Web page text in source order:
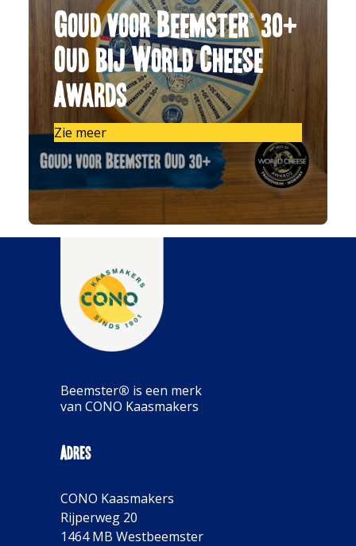
Goud voor Beemster® 30+
Oud bij World Cheese
Awards
Zie meer
Adres
CONO Kaasmakers
Rijperweg 20
1464 MB Westbeemster
Beemster® is een merk
van CONO Kaasmakers